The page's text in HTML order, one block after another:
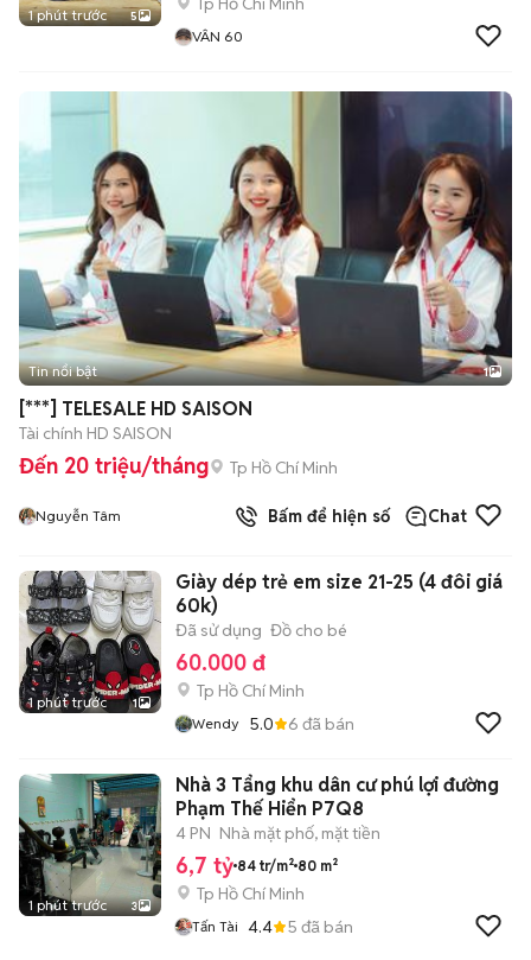
1 phút trước 5
VÂN 60
Tin nổi bật 1
[***] TELESALE HD SAISON
Tài chính HD SAISON
Đến 20 triệu/tháng Tp Hồ Chí Minh
Nguyễn Tâm Bấm để hiện số Chat
1 phút trước 1
Giày dép trẻ em size 21-25 (4 đôi giá
60k)
Đã sử dụng Đồ cho bé
60.000 đ
Tp Hồ Chí Minh
Wendy 5.0 6 đã bán
1 phút trước 3
Nhà 3 Tẩng khu dân cư phú lợi đường
Phạm Thế Hiển P7Q8
4 PN Nhà mặt phố, mặt tiền
6,7 tỷ 84 tr/m² 80 m²
Tp Hồ Chí Minh
Tấn Tài 4.4 5 đã bán